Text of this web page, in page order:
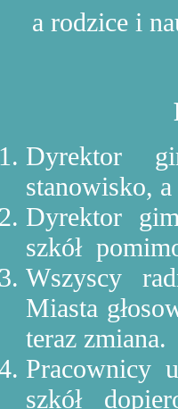
a rodzice i
Dyrektor
stanowisko,
Dyrektor
szkół
Wszyscy
Miasta
teraz zmiana.
Pracownicy
szkół